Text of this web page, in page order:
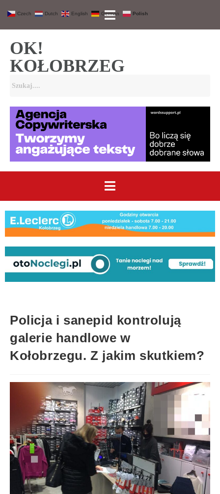
OK!
KOŁOBRZEG
Policja i sanepid kontrolują
galerie handlowe w
Kołobrzegu. Z jakim skutkiem?
Czech Dutch English German Polish